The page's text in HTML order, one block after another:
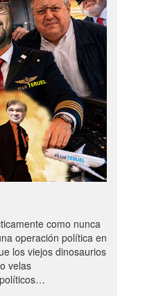
como nunca
operación política en
los viejos dinosaurios
velas